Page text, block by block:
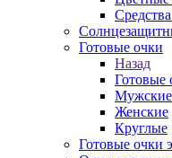
Готовые очки
Назад
Готовые
Мужские
Женские
Круглые
Готовые очки